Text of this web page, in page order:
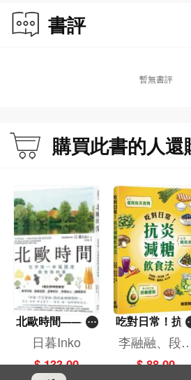
書評
暫無書評
購買此書的人還
北歐時間——世
界第一幸福國度
教會我的事
日暮Inko
$ 133.00
吃對日常！抗
減糖飲食法
李融融、段
麗,黃梨煜、顧
$ 88.00